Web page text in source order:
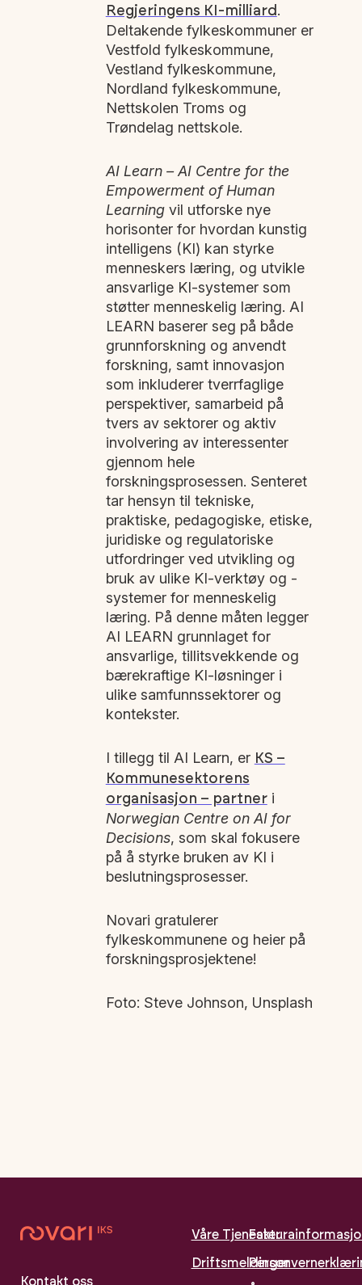
Regjeringens KI-milliard .
Deltakende fylkeskommuner er
Vestfold fylkeskommune,
Vestland fylkeskommune,
Nordland fylkeskommune,
Nettskolen Troms og
Trøndelag nettskole.
AI Learn – AI Centre for the
Empowerment of Human
Learningvil utforske nye
horisonter for hvordan kunstig
intelligens (KI) kan styrke
menneskers læring, og utvikle
ansvarlige KI-systemer som
støtter menneskelig læring. AI
LEARN baserer seg på både
grunnforskning og anvendt
forskning, samt innovasjon
som inkluderer tverrfaglige
perspektiver, samarbeid på
tvers av sektorer og aktiv
involvering av interessenter
gjennom hele
forskningsprosessen. Senteret
tar hensyn til tekniske,
praktiske, pedagogiske, etiske,
juridiske og regulatoriske
utfordringer ved utvikling og
bruk av ulike KI-verktøy og -
systemer for menneskelig
læring. På denne måten legger
AI LEARN grunnlaget for
ansvarlige, tillitsvekkende og
bærekraftige KI-løsninger i
ulike samfunnssektorer og
kontekster.
I tillegg til AI Learn, er KS –
Kommunesektorens
organisasjon – partneri
Norwegian Centre on AI for
Decisions, som skal fokusere
på å styrke bruken av KI i
beslutningsprosesser.
Novari gratulerer
fylkeskommunene og heier på
forskningsprosjektene!
Foto: Steve Johnson, Unsplash
Kontakt oss
Våre Tjenester
Driftsmeldinger